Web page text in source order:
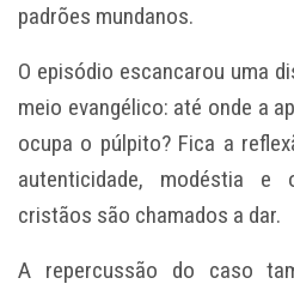
padrões mundanos.
O episódio escancarou uma
meio evangélico: até onde a
ocupa o púlpito? Fica a
autenticidade, modéstia e
cristãos são chamados a dar.
A repercussão do caso